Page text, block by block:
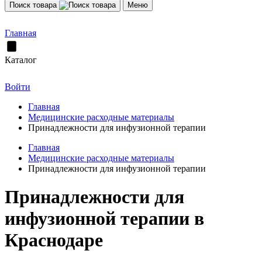
Поиск товара Меню
Главная
Каталог
Войти
Главная
Медицинские расходные материалы
Принадлежности для инфузионной терапии
Главная
Медицинские расходные материалы
Принадлежности для инфузионной терапии
Принадлежности для
инфузионной терапии в
Краснодаре